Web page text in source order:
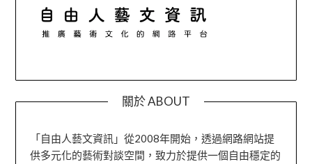
關於 ABOUT
「自由人藝文資訊」從2008年開始，透過網路網站提
供多元化的藝術對談空間，致力於提供一個自由穩定的